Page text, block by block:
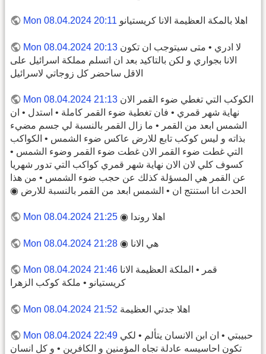
Mon 08.04.2024 20:11 اهلا بالمكة العظيمة الانا كريستيانو
Mon 08.04.2024 20:13 لا ادري • متى سيتوجب ان تكون
الانا بجواري و لكن بالتاكيد بعد ان اتسلم مملكة اسرائيل على
الاقل ساحضر كل زوجاتي لاسرائيل
Mon 08.04.2024 21:13 الكوكب التي تغطي ضوء القمر الان
نهاية شهر قمري • فان تغطية ضوء القمر كاملة • استدل • ان
الشمس ابعد من القمر • ما زال القمر بالنسبة لي جسم مضيء
بذاته و ليس كوكب تابع للارض عاكس ضوء الشمس • الكواكب
التي غطت ضوء القمر الان غطت ضوء القمر وضوء الشمس •
كسوف كلي لان الان نهاية شهر قمري كواكب التي تدور شهريا
عن القمر هي المسؤلة كذلك عن حجب ضوء الشمس • من هذا
الحدث انا استنتج ان • الشمس ابعد من القمر بالنسبة للارض ◉
Mon 08.04.2024 21:25 اهلا روندا ◉
Mon 08.04.2024 21:28 هي الانا ◉
Mon 08.04.2024 21:46 قمر • الملكة العظيمة الانا
كريستيانو • ملكة كوكب الزهرا
Mon 08.04.2024 21:52 اهلا جدتي العظيمة
Mon 08.04.2024 22:49 حبيبتي • ان ابن الانسان يتألم • لكي
تكون احاسيسه عادلة تجاه المؤمنين و الكافرين • و كل انسان